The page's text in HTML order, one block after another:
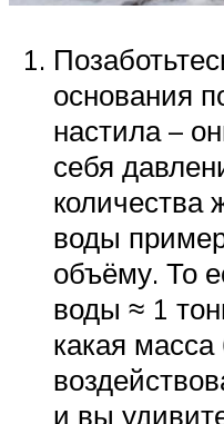
основания
настила –
себя
количества
воды
объёму. То
воды ≈ 1
какая масса
и вы